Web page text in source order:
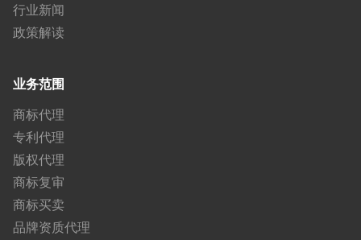
行业新闻
政策解读
业务范围
商标代理
专利代理
版权代理
商标复审
商标买卖
品牌资质代理